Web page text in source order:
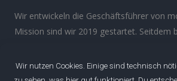
Wir entwickeln die Geschäftsführer von
Mission sind wir 2019 gestartet. Seitdem
beruflichen Entwicklung.